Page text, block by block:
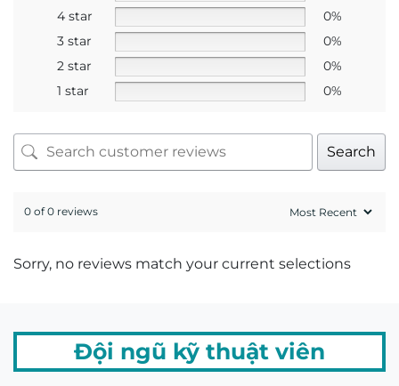
4 star
0%
3 star
0%
2 star
0%
1 star
0%
Search
0 of 0 reviews
Sorry, no reviews match your current selections
Đội ngũ kỹ thuật viên